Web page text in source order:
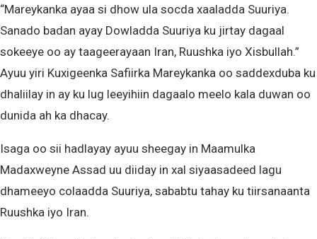
“Mareykanka ayaa si dhow ula socda xaaladda Suuriya.
Sanado badan ayay Dowladda Suuriya ku jirtay dagaal
sokeeye oo ay taageerayaan Iran, Ruushka iyo Xisbullah.”
Ayuu yiri Kuxigeenka Safiirka Mareykanka oo saddexduba ku
dhaliilay in ay ku lug leeyihiin dagaalo meelo kala duwan oo
dunida ah ka dhacay.
Isaga oo sii hadlayay ayuu sheegay in Maamulka
Madaxweyne Assad uu diiday in xal siyaasadeed lagu
dhameeyo colaadda Suuriya, sababtu tahay ku tiirsanaanta
Ruushka iyo Iran.